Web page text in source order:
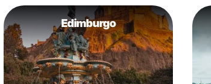
Edimburgo